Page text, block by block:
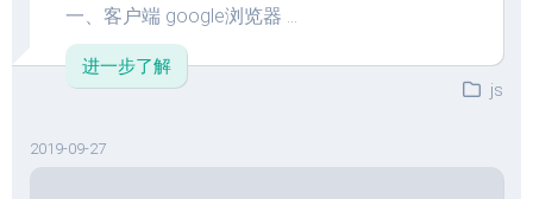
一、客户端 google浏览器 ...
进一步了解
js
2019-09-27